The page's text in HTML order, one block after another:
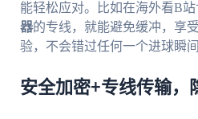
能轻松应对。比如在海外看B
器的专线，就能避免缓冲，享
验，不会错过任何一个进球瞬间
安全加密+专线传输，